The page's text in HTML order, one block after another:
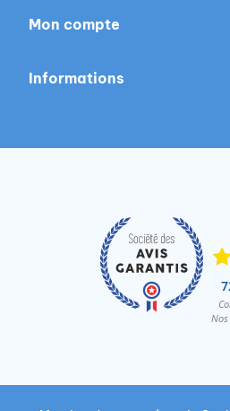
Mon compte
Informations